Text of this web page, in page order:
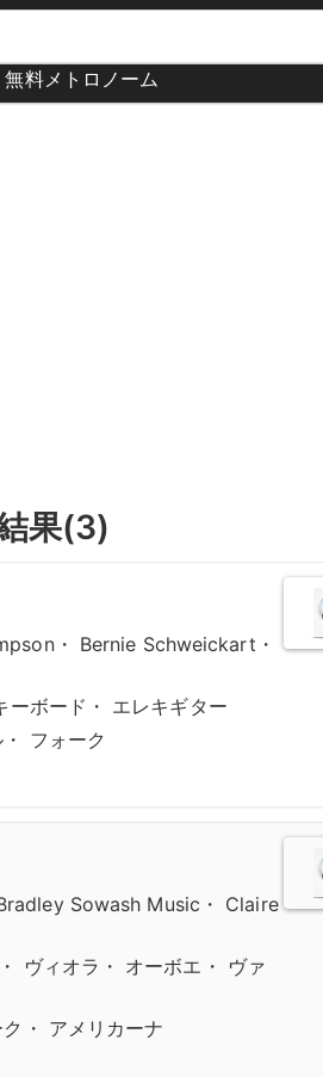
無料メトロノーム
果(3)
・ Bernie Schweickart・
ーボード・ エレキギター
フォーク
Sowash Music・ Claire
ヴィオラ・ オーボエ・ ヴァ
・ アメリカーナ